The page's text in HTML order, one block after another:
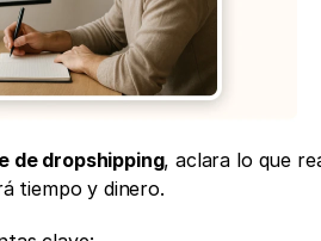
de dropshipping, aclara lo que
tiempo y dinero.